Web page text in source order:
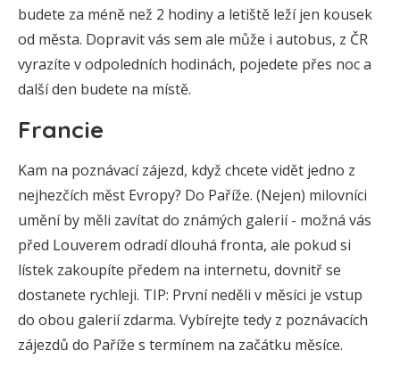
budete za méně než 2 hodiny a letiště leží jen kousek
od města. Dopravit vás sem ale může i autobus, z ČR
vyrazíte v odpoledních hodinách, pojedete přes noc a
další den budete na místě.
Francie
Kam na poznávací zájezd, když chcete vidět jedno z
nejhezčích měst Evropy? Do Paříže. (Nejen) milovníci
umění by měli zavítat do známých galerií - možná vás
před Louverem odradí dlouhá fronta, ale pokud si
lístek zakoupíte předem na internetu, dovnitř se
dostanete rychleji. TIP: První neděli v měsíci je vstup
do obou galerií zdarma. Vybírejte tedy z poznávacích
zájezdů do Paříže s termínem na začátku měsíce.